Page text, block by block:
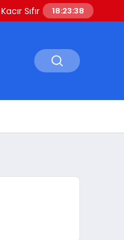
Atık Projelerine 914
18:23:39